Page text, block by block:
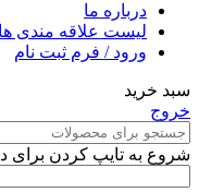
درباره ما
لیست علاقه مندی ها
ورود / فرم ثبت نام
سبد خرید
خروج
شروع به تایپ کردن برای